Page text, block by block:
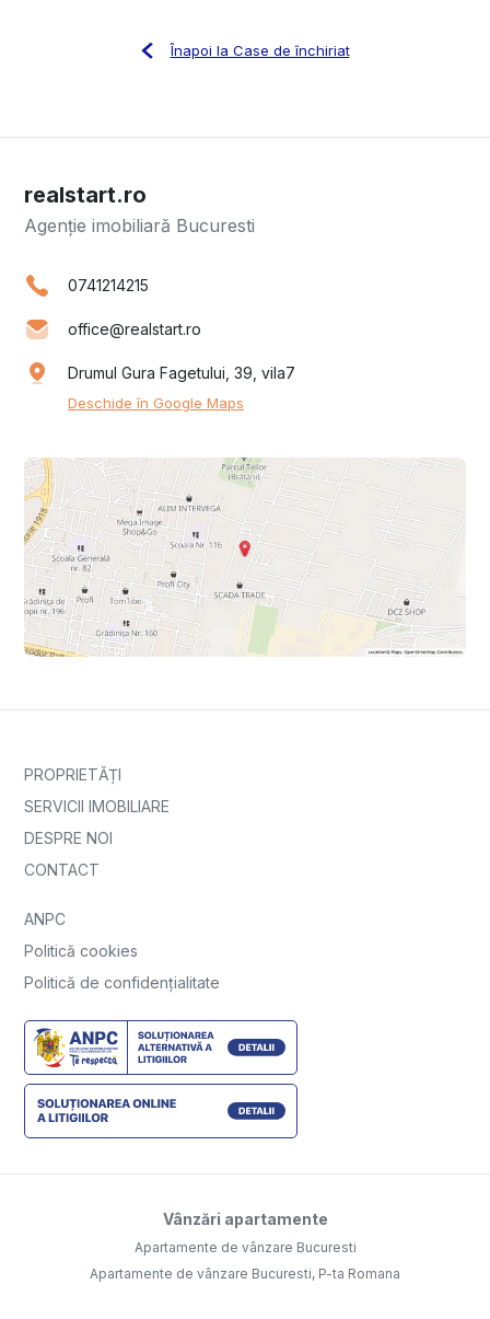
Înapoi la Case de închiriat
realstart.ro
Agenție imobiliară Bucuresti
0741214215
office@realstart.ro
Drumul Gura Fagetului, 39, vila7
Deschide în Google Maps
PROPRIETĂȚI
SERVICII IMOBILIARE
DESPRE NOI
CONTACT
ANPC
Politică cookies
Politică de confidențialitate
Vânzări apartamente
Apartamente de vânzare Bucuresti
Apartamente de vânzare Bucuresti, P-ta Romana